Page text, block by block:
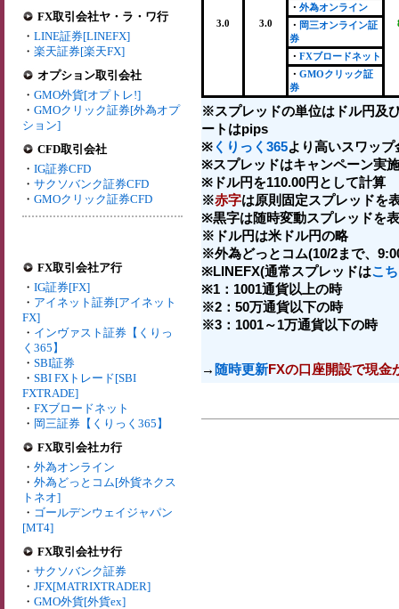
FX取引会社ヤ・ラ・ワ行
・ LINE証券[LINEFX]
・ 楽天証券[楽天FX]
オプション取引会社
・ GMO外貨[オプトレ!]
・ GMOクリック証券[外為オプ
ション]
CFD取引会社
・ IG証券CFD
・ サクソバンク証券CFD
・ GMOクリック証券CFD
FX取引会社ア行
・ IG証券[FX]
・ アイネット証券[アイネット
FX]
・ インヴァスト証券【くりっ
く365】
・ SBI証券
・ SBI FXトレード[SBI
FXTRADE]
・ FXブロードネット
・ 岡三証券【くりっく365】
FX取引会社カ行
・ 外為オンライン
・ 外為どっとコム[外貨ネクス
トネオ]
・ ゴールデンウェイジャパン
[MT4]
FX取引会社サ行
・ サクソバンク証券
・ JFX[MATRIXTRADER]
・ GMO外貨[外貨ex]
3.0 3.0
・ 外為オンライン
・ 岡三オンライン証
券
・ FXブロードネット
・ GMOクリック証
券
※スプレッドの単位はドル円及
ートはpips
※ くりっく365より高いスワップ
※スプレッドはキャンペーン実
※ドル円を110.00円として計算
※赤字は原則固定スプレッドを
※黒字は随時変動スプレッドを
※ドル円は米ドル円の略
※外為どっとコム(10/2まで、
※LINEFX(通常スプレッドはこ
※1：1001通貨以上の時
※2：50万通貨以下の時
※3：1001～1万通貨以下の時
→ 随時更新FXの口座開設で現金